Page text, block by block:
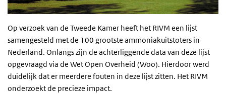
Op verzoek van de Tweede Kamer heeft het RIVM een lijst
samengesteld met de 100 grootste ammoniakuitstoters in
Nederland. Onlangs zijn de achterliggende data van deze lijst
opgevraagd via de Wet Open Overheid (Woo). Hierdoor werd
duidelijk dat er meerdere fouten in deze lijst zitten. Het RIVM
onderzoekt de precieze impact.